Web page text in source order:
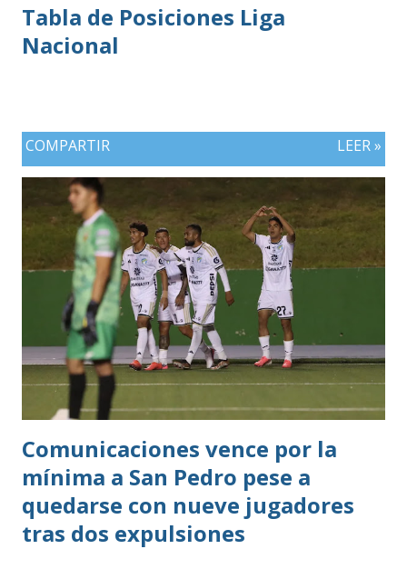
Tabla de Posiciones Liga
Nacional
COMPARTIR LEER »
Comunicaciones vence por la
mínima a San Pedro pese a
quedarse con nueve jugadores
tras dos expulsiones